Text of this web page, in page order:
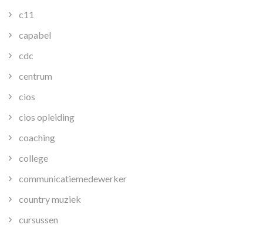
c11
capabel
cdc
centrum
cios
cios opleiding
coaching
college
communicatiemedewerker
country muziek
cursussen